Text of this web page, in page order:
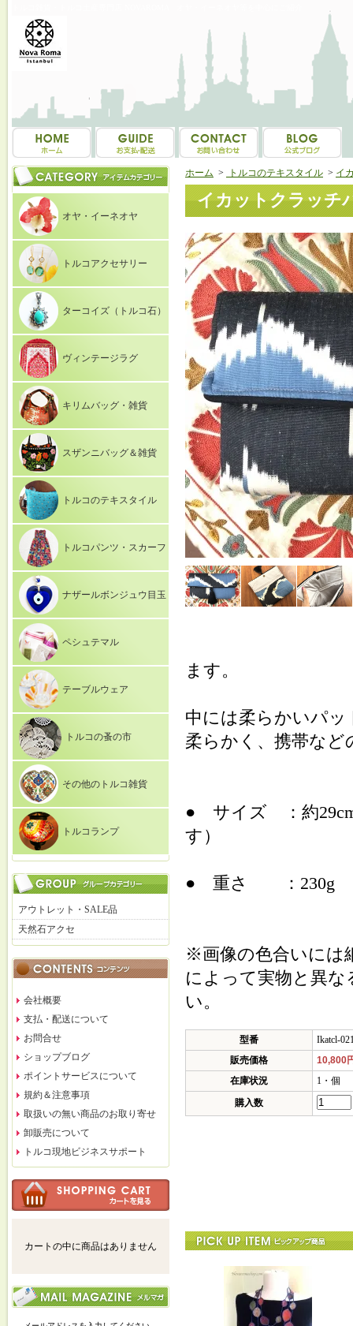
オヤ・イーネオヤ
トルコアクセサリー
ターコイズ（トルコ石）
ヴィンテージラグ
キリムバッグ・雑貨
スザンニバッグ＆雑貨
トルコのテキスタイル
トルコパンツ・スカーフ
ナザールボンジュウ目玉
ペシュテマル
テーブルウェア
トルコの蚤の市
その他のトルコ雑貨
トルコランプ
アウトレット・SALE品
天然石アクセ
会社概要
支払・配送について
お問合せ
ショップブログ
ポイントサービスについて
規約＆注意事項
取扱いの無い商品のお取り寄せ
卸販売について
トルコ現地ビジネスサポート
カートの中に商品はありません
ホーム > トルコのテキスタイル > イ
イカットクラッチ
ます。
中には柔らかいパ
柔らかく、携帯など
● サイズ ：約
す）
● 重さ ：230g
※画像の色合いには
によって実物と異
い。
型番
Ikatcl-
販売価格
10,800
在庫状況
1・個
購入数